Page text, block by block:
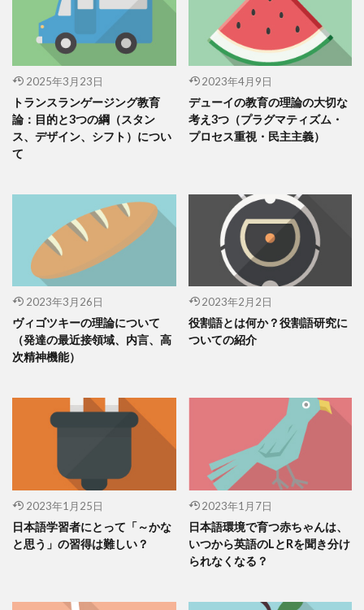
2025年3月23日
トランスランゲージング教育
論：目的と3つの綱（スタン
ス、デザイン、シフト）につい
て
2023年4月9日
デューイの教育の理論の大切な
考え3つ（プラグマティズム・
プロセス重視・民主主義）
2023年3月26日
ヴィゴツキーの理論について
（発達の最近接領域、内言、高
次精神機能）
2023年2月2日
役割語とは何か？役割語研究に
ついての紹介
2023年1月25日
日本語学習者にとって「～かな
と思う」の習得は難しい？
2023年1月7日
日本語環境で育つ赤ちゃんは、
いつから英語のLとRを聞き分け
られなくなる？